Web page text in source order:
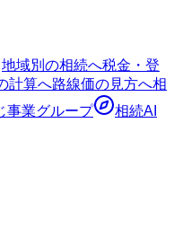
地域別の相続へ税金・登
計算へ路線価の見方へ相
事業グループ
相続AI